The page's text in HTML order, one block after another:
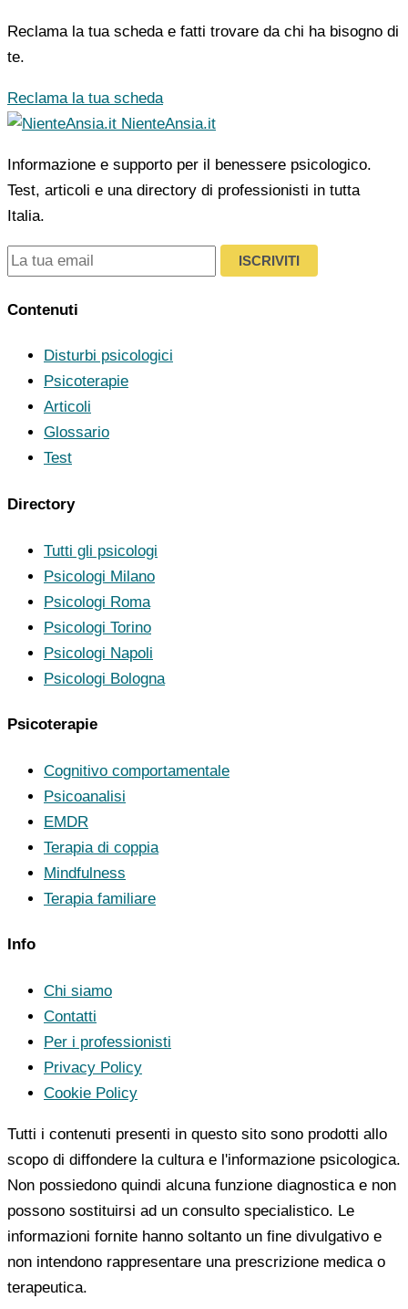
Reclama la tua scheda e fatti trovare da chi ha bisogno di
te.
Reclama la tua scheda
NienteAnsia.it
Informazione e supporto per il benessere psicologico.
Test, articoli e una directory di professionisti in tutta
Italia.
ISCRIVITI
Contenuti
Disturbi psicologici
Psicoterapie
Articoli
Glossario
Test
Directory
Tutti gli psicologi
Psicologi Milano
Psicologi Roma
Psicologi Torino
Psicologi Napoli
Psicologi Bologna
Psicoterapie
Cognitivo comportamentale
Psicoanalisi
EMDR
Terapia di coppia
Mindfulness
Terapia familiare
Info
Chi siamo
Contatti
Per i professionisti
Privacy Policy
Cookie Policy
Tutti i contenuti presenti in questo sito sono prodotti allo
scopo di diffondere la cultura e l'informazione psicologica.
Non possiedono quindi alcuna funzione diagnostica e non
possono sostituirsi ad un consulto specialistico. Le
informazioni fornite hanno soltanto un fine divulgativo e
non intendono rappresentare una prescrizione medica o
terapeutica.